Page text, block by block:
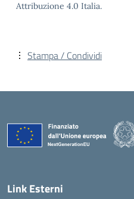
Attribuzione 4.0 Italia.
Stampa / Condividi
Link Esterni